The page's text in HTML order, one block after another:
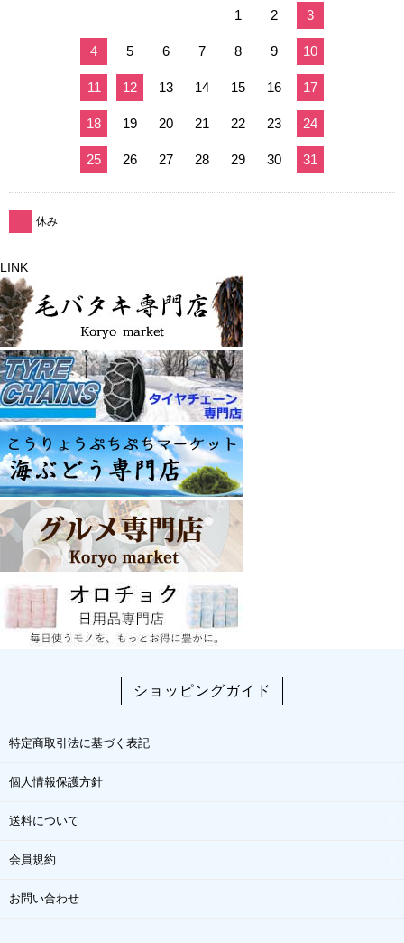
1
2 3
4 5 6 7 8 9 10
11 12 13 14 15 16 17
18 19 20 21 22 23 24
25 26 27 28 29 30 31
休み
LINK
ショッピングガイド
特定商取引法に基づく表記
個人情報保護方針
送料について
会員規約
お問い合わせ